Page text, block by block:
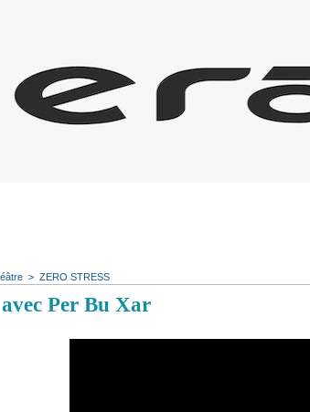
> ZERO STRESS
Per Bu Xar